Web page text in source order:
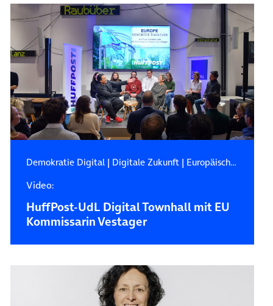
Demokratie Digital| Digitale Zukunft| Europäische Kommission
Video:
HuffPost-UdL Digital Townhall mit EU
Kommissarin Vestager